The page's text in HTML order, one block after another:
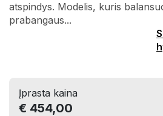
atspindys. Modelis, kuris
prabangaus...
Įprasta kaina
€ 454,00